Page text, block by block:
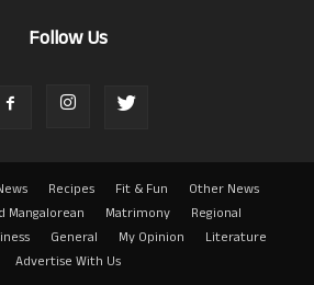
Follow Us
Recipes Fit & Fun
Other News
Mangalorean Matrimony
Regional
General My Opinion
Literature
Advertise With Us